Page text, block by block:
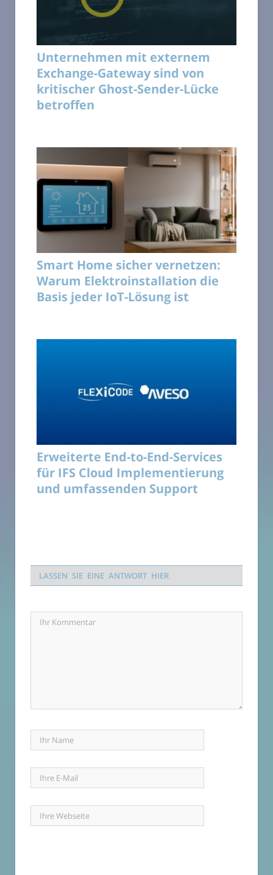
Unternehmen mit externem
Exchange-Gateway sind von
kritischer Ghost-Sender-Lücke
betroffen
Smart Home sicher vernetzen:
Warum Elektroinstallation die
Basis jeder IoT-Lösung ist
Erweiterte End-to-End-Services
für IFS Cloud Implementierung
und umfassenden Support
LASSEN SIE EINE ANTWORT HIER